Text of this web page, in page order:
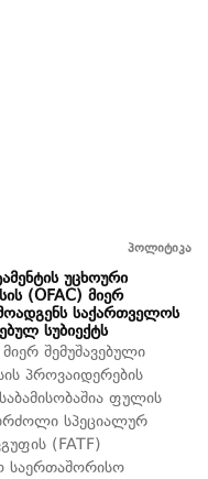
პოლიტიკა
უცხოური
(OFAC) მიერ
საქართველოს
სუბიექტს
შემუშავებული
პროვაიდერების
ფულის
სპეციალურ
(FATF)
საერთაშორისო